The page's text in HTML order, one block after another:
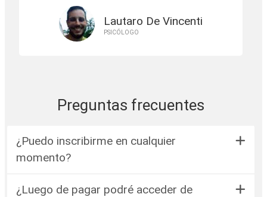
Lautaro De Vincenti
PSICÓLOGO
Preguntas frecuentes
¿Puedo inscribirme en cualquier
momento?
¿Luego de pagar podré acceder de